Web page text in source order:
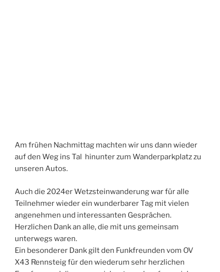
Am frühen Nachmittag machten wir uns dann wieder
auf den Weg ins Tal hinunter zum Wanderparkplatz zu
unseren Autos.
Auch die 2024er Wetzsteinwanderung war für alle
Teilnehmer wieder ein wunderbarer Tag mit vielen
angenehmen und interessanten Gesprächen.
Herzlichen Dank an alle, die mit uns gemeinsam
unterwegs waren.
Ein besonderer Dank gilt den Funkfreunden vom OV
X43 Rennsteig für den wiederum sehr herzlichen